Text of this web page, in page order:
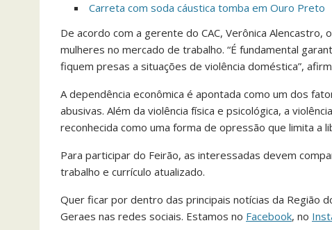
Carreta com soda cáustica tomba em Ouro Preto
De acordo com a gerente do CAC, Verônica
mulheres no mercado de trabalho. “É fundamental
fiquem presas a situações de violência doméstica”,
A dependência econômica é apontada como um dos
abusivas. Além da violência física e psicológica, a
reconhecida como uma forma de opressão que limita a
Para participar do Feirão, as interessadas devem
trabalho e currículo atualizado.
Quer ficar por dentro das principais notícias da Região
Geraes nas redes sociais. Estamos no Facebook, no